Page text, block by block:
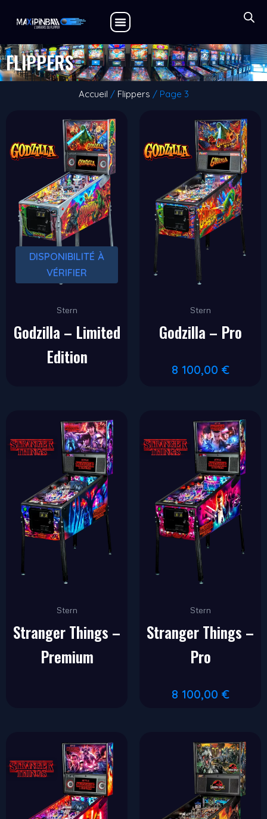
FLIPPERS
Accueil / Flippers / Page 3
DISPONIBILITÉ À
VÉRIFIER
Stern
Godzilla – Limited
Edition
Stern
Godzilla – Pro
8 100,00 €
Stern
Stranger Things –
Premium
Stern
Stranger Things –
Pro
8 100,00 €